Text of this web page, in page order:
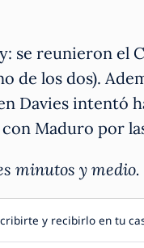
se reunieron el
de los dos).
Davies intentó
Maduro por
minutos y medio.
y recibirlo en tu